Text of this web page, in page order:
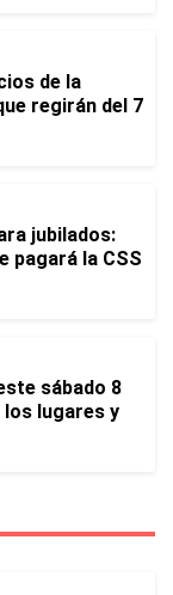
de la
regirán del 7
jubilados:
pagará la CSS
sábado 8
lugares y